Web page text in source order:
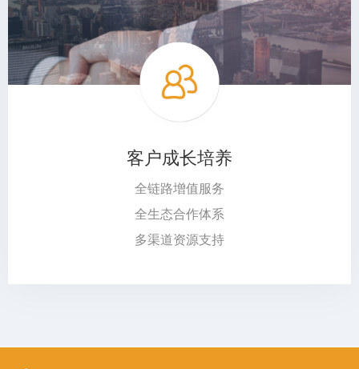
客户成长培养
全链路增值服务
全生态合作体系
多渠道资源支持